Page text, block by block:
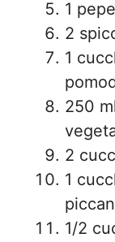
1
2
1
250
2
1
1/2